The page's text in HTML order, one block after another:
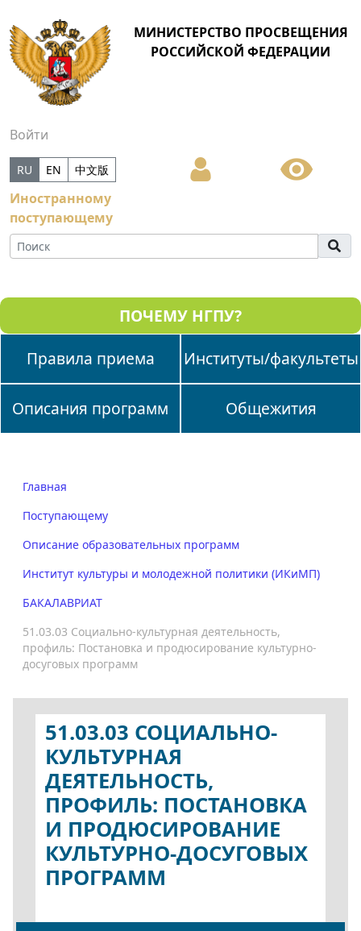
МИНИСТЕРСТВО ПРОСВЕЩЕНИЯ
РОССИЙСКОЙ ФЕДЕРАЦИИ
Войти
Иностранному
поступающему
RU EN 中文版
ПОЧЕМУ НГПУ?
Правила приема
Институты/факультеты
Описания программ Общежития
Главная
Поступающему
Описание образовательных программ
Институт культуры и молодежной политики (ИКиМП)
БАКАЛАВРИАТ
51.03.03 Социально-культурная деятельность,
профиль: Постановка и продюсирование культурно-
досуговых программ
51.03.03 СОЦИАЛЬНО-
КУЛЬТУРНАЯ
ДЕЯТЕЛЬНОСТЬ,
ПРОФИЛЬ: ПОСТАНОВКА
И ПРОДЮСИРОВАНИЕ
КУЛЬТУРНО-ДОСУГОВЫХ
ПРОГРАММ